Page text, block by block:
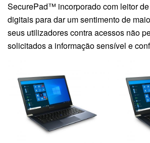
SecurePad™ incorporado com leitor
digitais para dar um sentimento de
seus utilizadores contra acessos não
solicitados a informação sensível e